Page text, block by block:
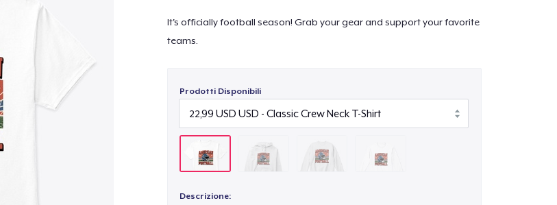
It's officially football season! Grab your gear and support your favorite
teams.
Prodotti Disponibili
Descrizione: